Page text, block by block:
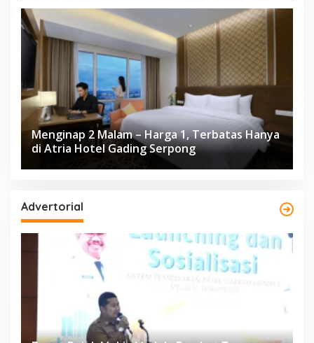
Menginap 2 Malam – Harga 1, Terbatas Hanya
di Atria Hotel Gading Serpong
Advertorial